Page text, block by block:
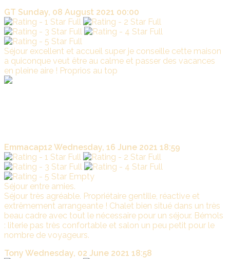
GT Sunday, 08 August 2021 00:00
Séjour excellent et accueil super je conseille cette maison
a quiconque veut être au calme et passer des vacances
en pleine aire ! Proprios au top
Emmacap12 Wednesday, 16 June 2021 18:59
Séjour entre amies.
Séjour très agréable. Propriétaire gentille, réactive et
extrêmement arrangeante ! Chalet bien situé dans un très
beau cadre avec tout le nécessaire pour un séjour. Bémols
: literie pas très confortable et salon un peu petit pour le
nombre de voyageurs.
Tony Wednesday, 02 June 2021 18:58